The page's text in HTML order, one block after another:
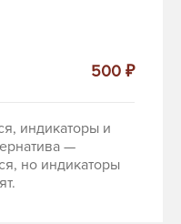
500 ₽
индикаторы и
—
но индикаторы